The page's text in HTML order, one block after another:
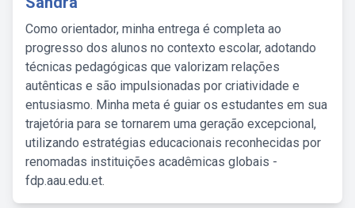
Como orientador, minha entrega é completa ao
progresso dos alunos no contexto escolar, adotando
técnicas pedagógicas que valorizam relações
autênticas e são impulsionadas por criatividade e
entusiasmo. Minha meta é guiar os estudantes em sua
trajetória para se tornarem uma geração excepcional,
utilizando estratégias educacionais reconhecidas por
renomadas instituições acadêmicas globais -
fdp.aau.edu.et.